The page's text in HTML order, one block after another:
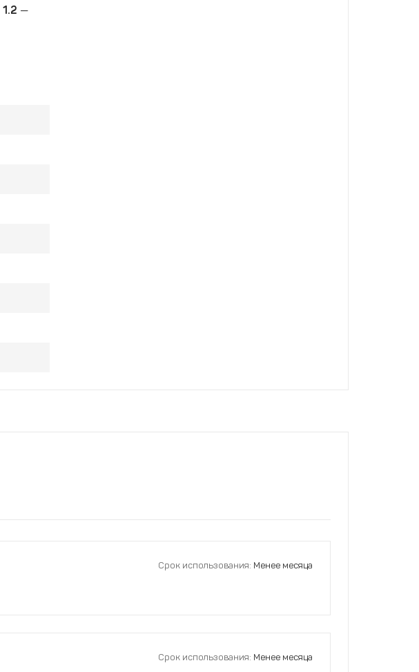
1.2 —
Срок использования: Менее месяца
Срок использования: Менее месяца